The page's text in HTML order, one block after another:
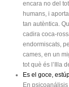
encara no del
humans, i
tan autèntica.
cadira coca-
endormiscats,
cames, en un
tot què és l’Illa
Es el goce,
En